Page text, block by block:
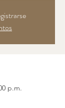
p.m.